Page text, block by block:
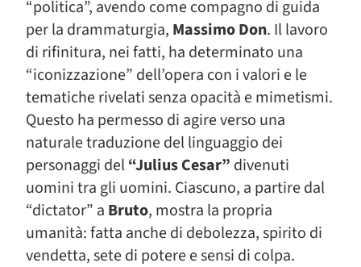
“politica”, avendo come compagno di guida
per la drammaturgia, Massimo Don. Il lavoro
di rifinitura, nei fatti, ha determinato una
“iconizzazione” dell’opera con i valori e le
tematiche rivelati senza opacità e mimetismi.
Questo ha permesso di agire verso una
naturale traduzione del linguaggio dei
personaggi del“Julius Cesar” divenuti
uomini tra gli uomini. Ciascuno, a partire dal
“dictator” a Bruto, mostra la propria
umanità: fatta anche di debolezza, spirito di
vendetta, sete di potere e sensi di colpa.